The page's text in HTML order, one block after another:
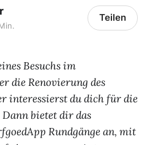
Teilen
Besuchs im
die Renovierung des
interessierst du dich für die
bietet dir das
Rundgänge an, mit